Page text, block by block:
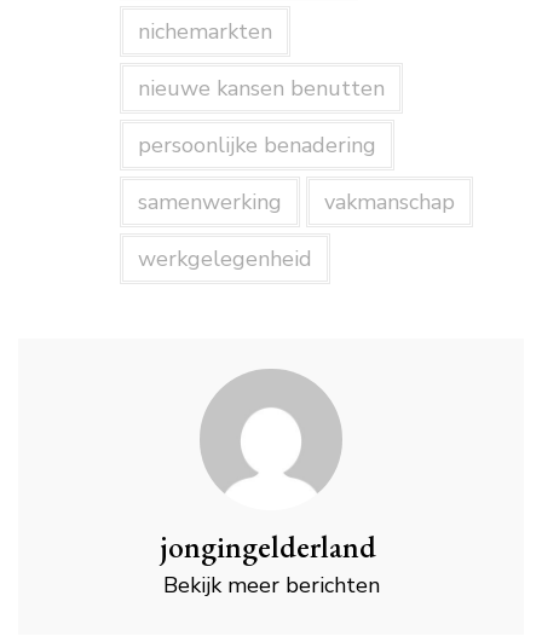
nichemarkten
nieuwe kansen benutten
persoonlijke benadering
samenwerking
vakmanschap
werkgelegenheid
jongingelderland
Bekijk meer berichten